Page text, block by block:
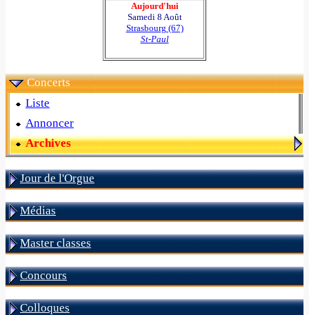
Aujourd'hui
Samedi 8 Août
Strasbourg (67)
St-Paul
Concerts
Liste
Annoncer
Archives
Jour de l'Orgue
Médias
Master classes
Concours
Colloques